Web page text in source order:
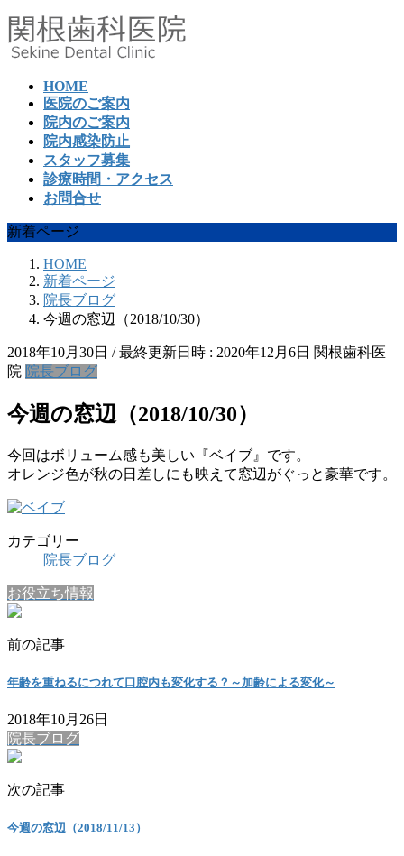
コ
ン
テ
ナ
ビ
ゲ
HOME
医院のご案内
院内のご案内
院内感染防止
スタッフ募集
診療時間・アクセス
お問合せ
新着ページ
HOME
新着ページ
院長ブログ
今週の窓辺（2018/10/30）
2018年10月30日 / 最終更新日時 : 2020年12月6日 関根歯科医
院 院長ブログ
今週の窓辺（2018/10/30）
今回はボリューム感も美しい『ベイブ』です。
オレンジ色が秋の日差しにも映えて窓辺がぐっと豪華です。
カテゴリー
院長ブログ
お役立ち情報
前の記事
年齢を重ねるにつれて口腔内も変化する？～加齢による変化～
2018年10月26日
院長ブログ
次の記事
今週の窓辺（2018/11/13）